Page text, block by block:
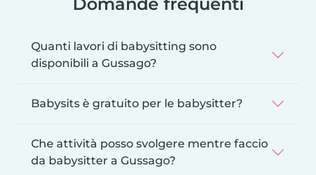
Quanti lavori di babysitting sono
disponibili a Gussago?
Babysits è gratuito per le babysitter?
Che attività posso svolgere mentre faccio
da babysitter a Gussago?